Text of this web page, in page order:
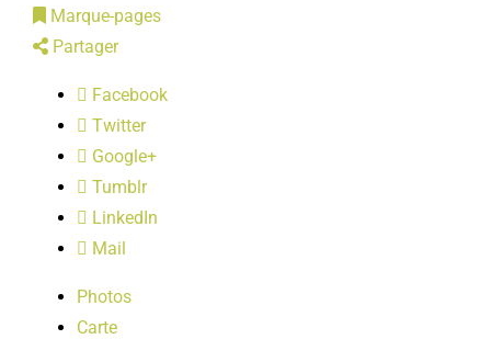
SERVICES MUNICIPAUX
PRATIQUE
LOISIRS
PUBLICATIONS
Marque-pages
Partager
Facebook
Twitter
Google+
Tumblr
LinkedIn
Mail
Photos
Carte